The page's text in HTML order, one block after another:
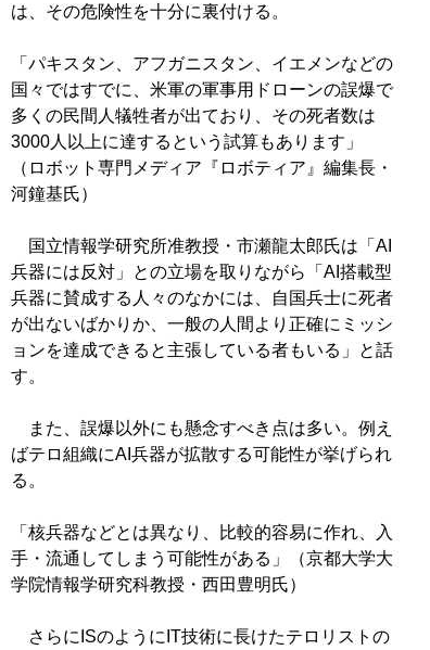
は、その危険性を十分に裏付ける。
「パキスタン、アフガニスタン、イエメンなどの
国々ではすでに、米軍の軍事用ドローンの誤爆で
多くの民間人犠牲者が出ており、その死者数は
3000人以上に達するという試算もあります」
（ロボット専門メディア『ロボティア』編集長・
河鐘基氏）
国立情報学研究所准教授・市瀬龍太郎氏は「AI
兵器には反対」との立場を取りながら「AI搭載型
兵器に賛成する人々のなかには、自国兵士に死者
が出ないばかりか、一般の人間より正確にミッシ
ョンを達成できると主張している者もいる」と話
す。
また、誤爆以外にも懸念すべき点は多い。例え
ばテロ組織にAI兵器が拡散する可能性が挙げられ
る。
「核兵器などとは異なり、比較的容易に作れ、入
手・流通してしまう可能性がある」（京都大学大
学院情報学研究科教授・西田豊明氏）
さらにISのようにIT技術に長けたテロリストの